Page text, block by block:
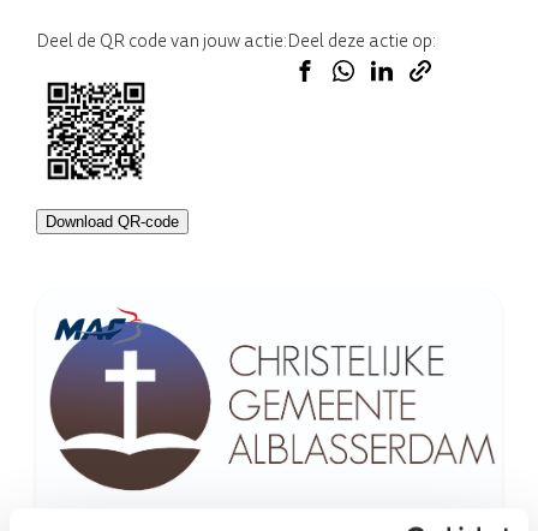
Deel de QR code van jouw actie:
Download QR-code
Deel deze actie op: